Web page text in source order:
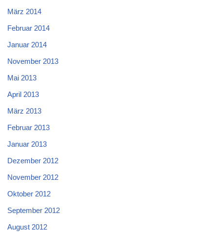
März 2014
Februar 2014
Januar 2014
November 2013
Mai 2013
April 2013
März 2013
Februar 2013
Januar 2013
Dezember 2012
November 2012
Oktober 2012
September 2012
August 2012